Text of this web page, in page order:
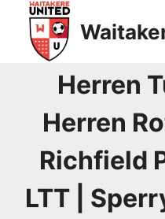
content
Herren
Herren
Richfield
LTT |